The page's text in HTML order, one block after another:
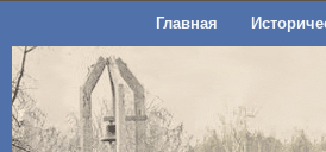
Главная